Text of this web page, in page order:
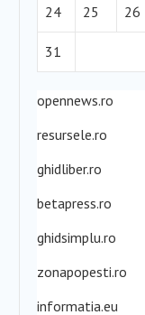
24 25 26
31
opennews.ro
resursele.ro
ghidliber.ro
betapress.ro
ghidsimplu.ro
zonapopesti.ro
informatia.eu